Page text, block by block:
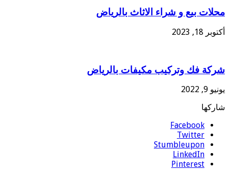
محلات بيع و شراء الاثاث بالرياض
أكتوبر 18, 2023
شركة فك وتركيب مكيفات بالرياض
يونيو 9, 2022
شاركها
Facebook
Twitter
Stumbleupon
LinkedIn
Pinterest